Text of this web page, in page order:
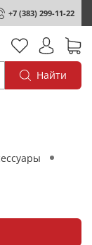
+7 (383) 299-11-22
Найти